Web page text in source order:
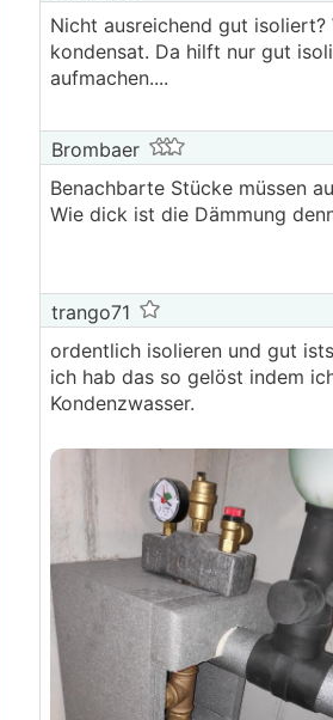
Nicht ausreichend gut
kondensat. Da hilft nur gut
aufmachen....
Brombaer
Benachbarte Stücke müssen
Wie dick ist die Dämmung
trango71
ordentlich isolieren und gut
ich hab das so gelöst indem
Kondenzwasser.